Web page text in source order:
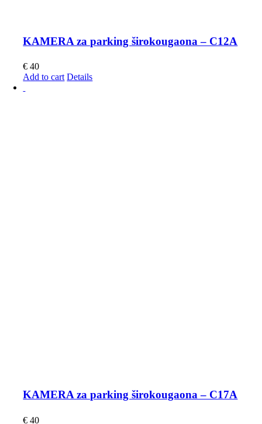
KAMERA za parking širokougaona – C12A
€ 40
Add to cart Details
KAMERA za parking širokougaona – C17A
€ 40